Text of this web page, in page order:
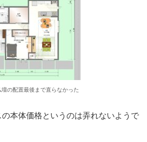
の配置最後まで直らなかった
本体価格というのは弄れないようで